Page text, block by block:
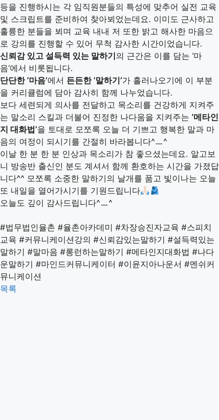
등을 진행하시는 각 임직원분들의 특성에 맞추어 실전 교육
및 스크립트를 준비하여 찾아뵈었는데요. 이미도 근사하고
훌륭한 분들을 뵈며 교육 내내 저 또한 밝고 해사한 마음으
로 강의를 진행할 수 있어 무척 감사한 시간이었습니다.
신뢰감 있고 설득력 있는 말하기 의 근간은 이를 담는 ‘마
음’에서 비롯됩니다.
단단한 ‘마음’에서 든든한 ‘말하기’가 흘러나오기에 이 부분
을 커리큘럼에 담아 감사히 함께 나누었습니다.
보다 세련되게 의사를 전달하고 목소리를 건강하게 지켜주
는 말소리 스킬과 더불어 진정한 나다움을 지켜주는 ‘메타인
지 대화법’을 토대로 모쪼록 오늘 더 기쁘고 행복한 말과 마
음의 여정이 되시기를 간절히 바라봅니다^ㅡ^
이날 한 분 한 분 인상과 목소리가 참 좋으셨는데요. 알고보
니 방송반 출신인 분도 계셔서 함께 환호하는 시간을 가졌답
니다^^ 모쪼록 소중한 말하기의 날개를 품고 빛이나는 오늘
또 내일을 열어가시기를 기원드립니다
오늘도 깊이 감사드립니다^ㅡ^
#법무법인율촌 #율촌아카데미 #차장승진자교육 #스피치
교육 #커뮤니케이션강의 #신뢰감있는말하기 #설득력있는
말하기 #말마음 #롱런하는말하기 #메타인지대화법 #나다
운말하기 #마인드커뮤니케이터 #이윤지아나운서 #멘쉬커
뮤니케이션
목록